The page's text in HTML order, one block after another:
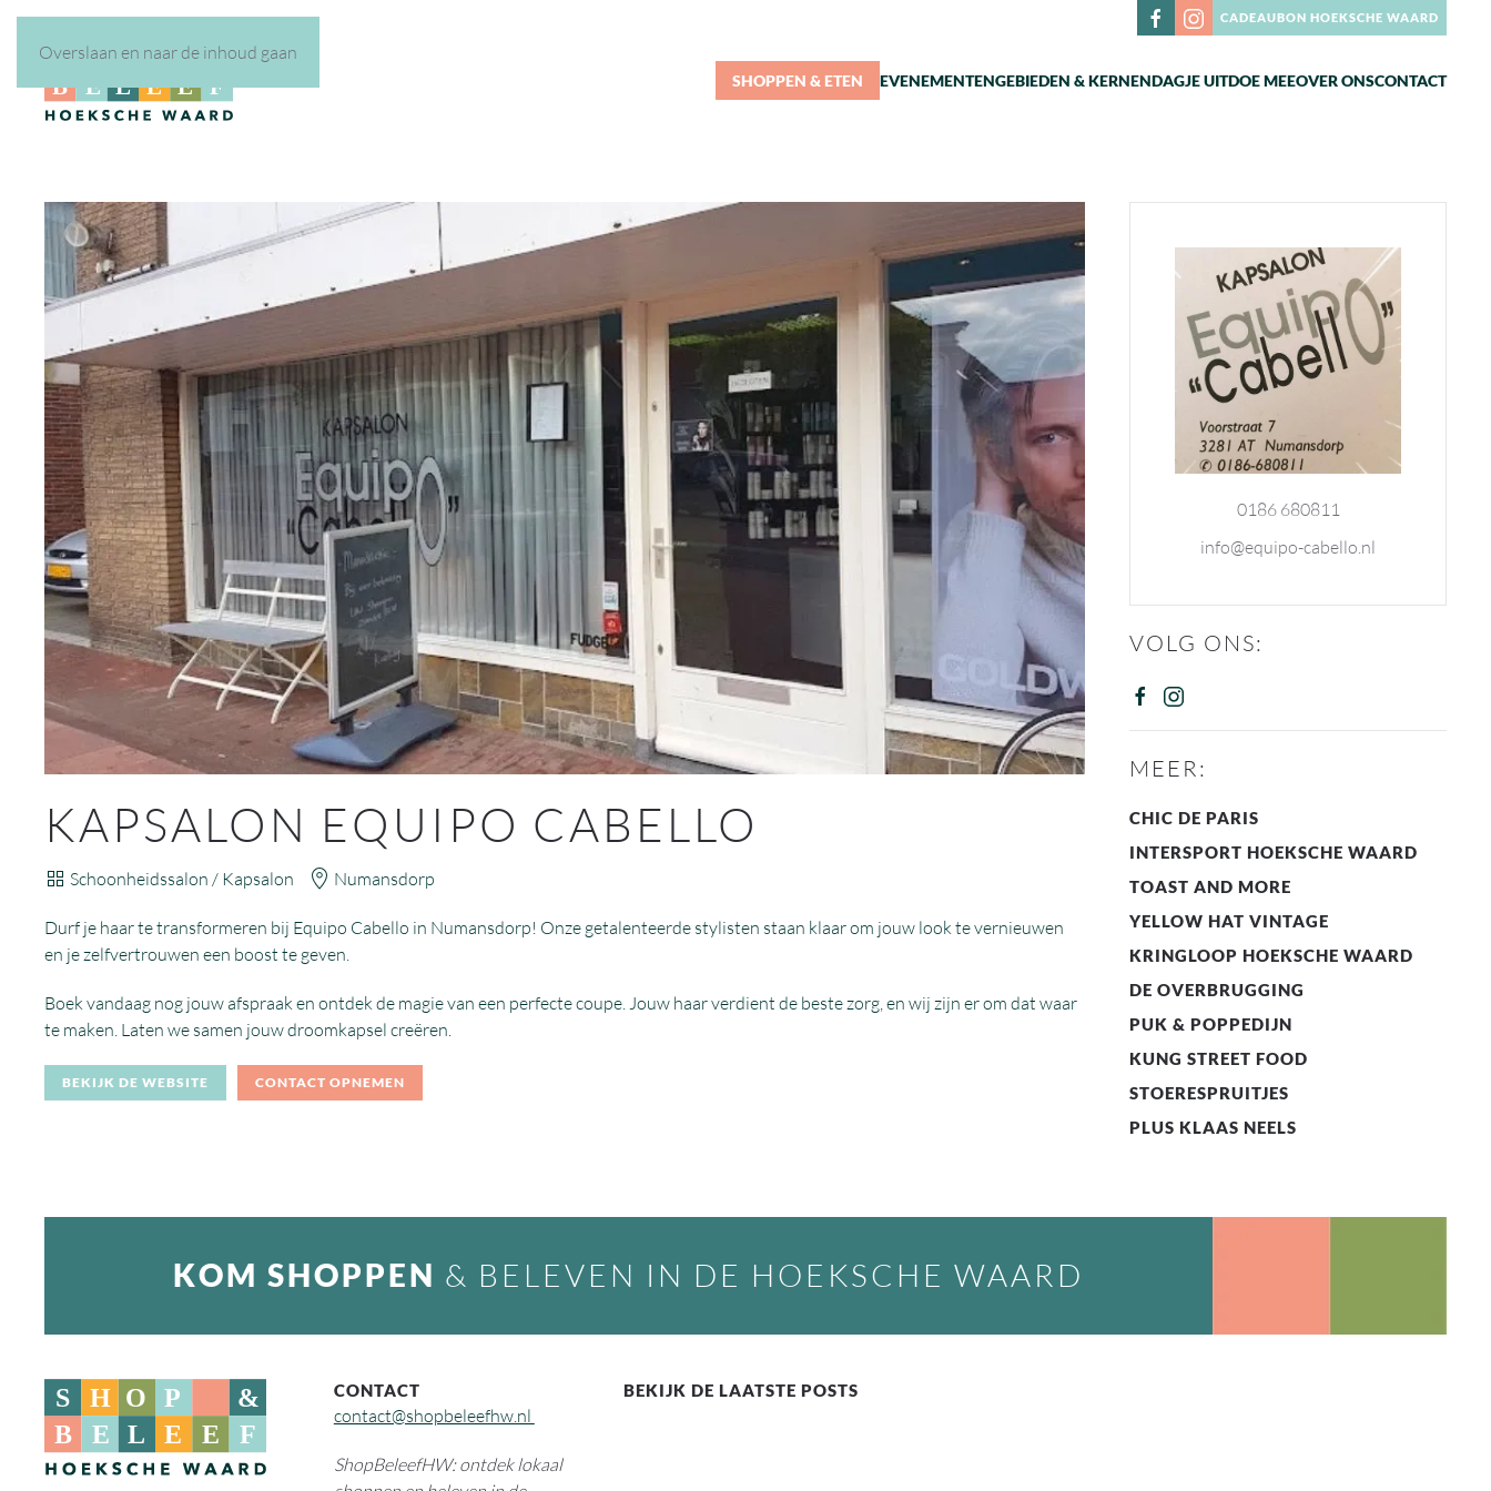
Overslaan en naar de inhoud gaan
CADEAUBON HOEKSCHE WAARD
SHOPPEN & ETEN EVENEMENTENGEBIEDEN & KERNENDAGJE UITDOE MEEOVER ONSCONTACT
KAPSALON EQUIPO CABELLO
Schoonheidssalon / Kapsalon Numansdorp
Durf je haar te transformeren bij Equipo Cabello in Numansdorp! Onze getalenteerde stylisten staan klaar om jouw look te vernieuwen
en je zelfvertrouwen een boost te geven.
Boek vandaag nog jouw afspraak en ontdek de magie van een perfecte coupe. Jouw haar verdient de beste zorg, en wij zijn er om dat waar
te maken. Laten we samen jouw droomkapsel creëren.
BEKIJK DE WEBSITE CONTACT OPNEMEN
0186 680811
info@equipo-cabello.nl
VOLG ONS:
MEER:
CHIC DE PARIS
INTERSPORT HOEKSCHE WAARD
TOAST AND MORE
YELLOW HAT VINTAGE
KRINGLOOP HOEKSCHE WAARD
DE OVERBRUGGING
PUK & POPPEDIJN
KUNG STREET FOOD
STOERESPRUITJES
PLUS KLAAS NEELS
KOM SHOPPEN & BELEVEN IN DE HOEKSCHE WAARD
CONTACT
contact@shopbeleefhw.nl
ShopBeleefHW: ontdek lokaal
BEKIJK DE LAATSTE POSTS